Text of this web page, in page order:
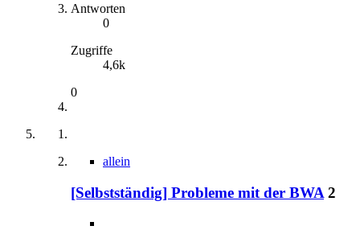
Antworten
0
Zugriffe
4,6k
0
allein
[Selbstständig] Probleme mit der BWA 2